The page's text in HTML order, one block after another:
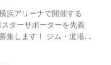
ズ 各1枚ずつの合計2枚と
スターの発送に...
浜アリーナで開催する
スターサポーターを先着
集します！ ジム・道場、
ポスター掲示にご協力いた